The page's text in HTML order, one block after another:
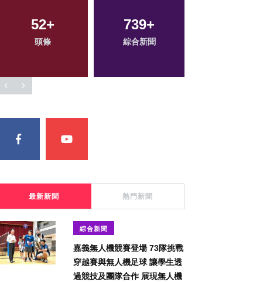
411+
社會
227+
文教
最新新聞 熱門新聞
綜合新聞
嘉義無人機競賽登場 73隊挑戰
穿越賽與無人機足球 讓學生透
過競技及團隊合作 展現無人機